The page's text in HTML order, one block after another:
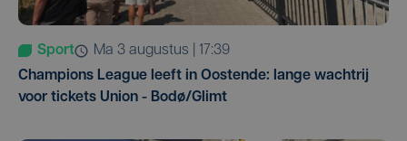
Sport
ma 3 augustus | 17:39
Champions League leeft in Oostende: lange wachtrij
voor tickets Union - Bodø/Glimt